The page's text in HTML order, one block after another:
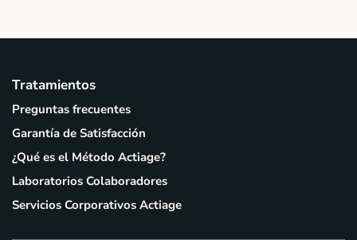
Tratamientos
Preguntas frecuentes
Garantía de Satisfacción
¿Qué es el Método Actiage?
Laboratorios Colaboradores
Servicios Corporativos Actiage